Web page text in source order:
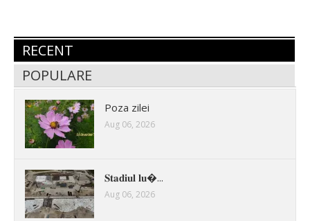
RECENT
POPULARE
Poza zilei
Aug 06, 2026
𝐒𝐭𝐚𝐝𝐢𝐮𝐥 𝐥𝐮�...
Aug 06, 2026